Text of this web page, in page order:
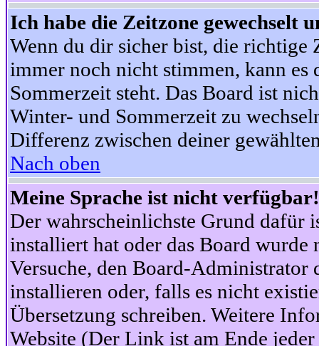
Ich habe die Zeitzone gewechselt
Wenn du dir sicher bist, die richtige
immer noch nicht stimmen, kann es
Sommerzeit steht. Das Board ist
Winter- und Sommerzeit zu
Differenz zwischen deiner
Nach oben
Meine Sprache ist nicht verfügbar!
Der wahrscheinlichste Grund dafür
installiert hat oder das Board wurde
Versuche, den Board-Administrator
installieren oder, falls es nicht
Übersetzung schreiben. Weitere
Website (Der Link ist am Ende jeder